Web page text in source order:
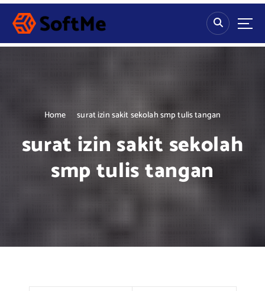
S
p
Home surat izin sakit sekolah smp tulis tangan
surat izin sakit sekolah
smp tulis tangan